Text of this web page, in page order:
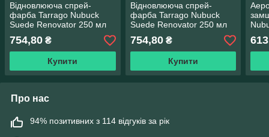
Відновлююча спрей-
фарба Tarrago Nubuck
Suede Renovator 250 мл
колір сталевий (14)
754,80 ₴
Купити
Відновлююча спрей-
фарба Tarrago Nubuck
Suede Renovator 250 мл
колір електрик (22)
754,80₴
Купити
Про нас
94% позитивних з 114 відгуків за рік